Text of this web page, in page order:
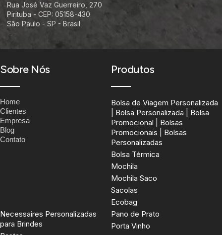
Rua José Vaz Guerreiro, 270
Pirituba - CEP: 05158-430
São Paulo - SP - Brasil
Sobre Nós
Home
Clientes
Empresa
Blog
Contato
Produtos
Bolsa de Viagem Personalizada
| Bolsa Personalizada | Bolsa
Promocional | Bolsas
Promocionais | Bolsas
Personalizadas
Bolsa Térmica
Mochila
Mochila Saco
Sacolas
Ecobag
Necessaires Personalizadas
para Brindes
Pano de Prato
Porta Vinho